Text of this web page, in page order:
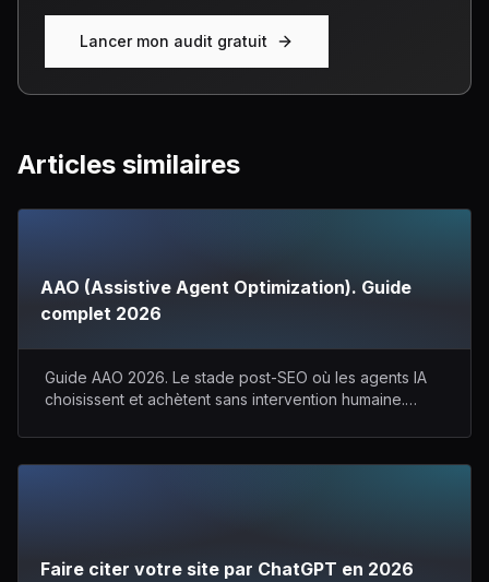
Lancer mon audit gratuit
Articles similaires
AAO (Assistive Agent Optimization). Guide
complet 2026
Guide AAO 2026. Le stade post-SEO où les agents IA
choisissent et achètent sans intervention humaine.
Faire citer votre site par ChatGPT en 2026